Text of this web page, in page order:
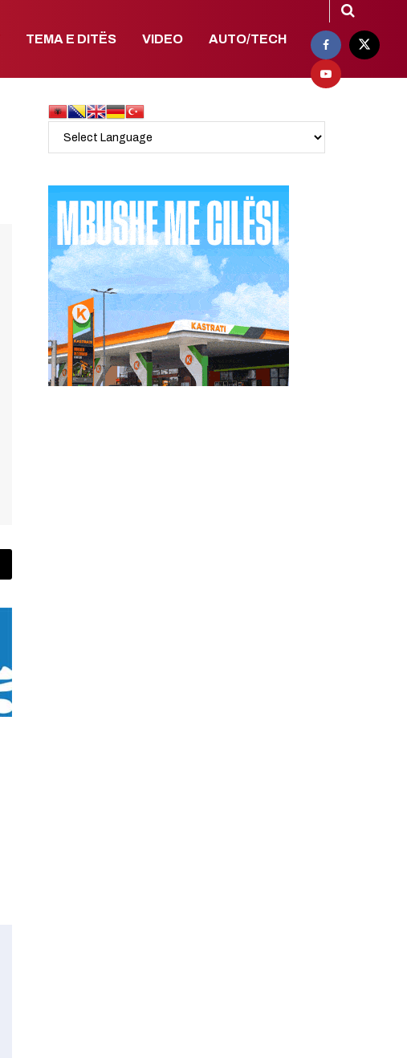
TEMA E DITËS VIDEO AUTO/TECH